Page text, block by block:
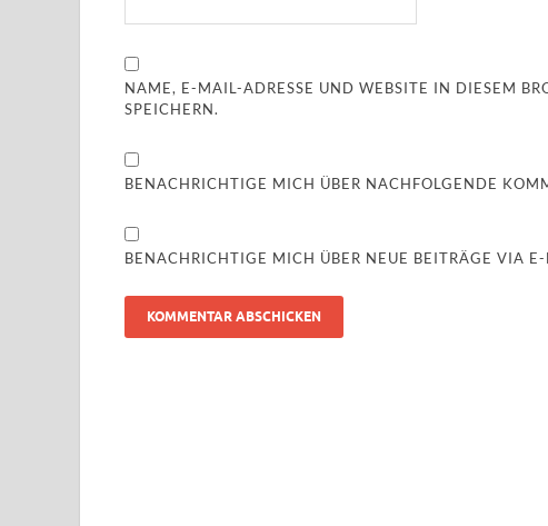
NAME, E-MAIL-ADRESSE UND WEBSITE IN DIESEM
SPEICHERN.
BENACHRICHTIGE MICH ÜBER NACHFOLGENDE
BENACHRICHTIGE MICH ÜBER NEUE BEITRÄGE VIA